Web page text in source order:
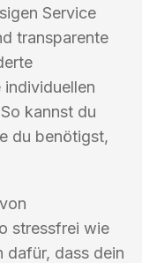
Service
transparente
kannst du
du benötigst,
stressfrei wie
dafür, dass dein